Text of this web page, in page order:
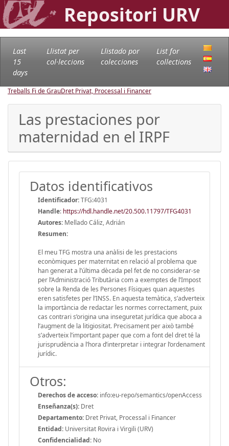
Repositori URV
Last
15
days
Llistat per
col·leccions
Llistado por
colecciones
List for
collections
Treballs Fi de GrauDret Privat, Processal i Financer
Las prestaciones por
maternidad en el IRPF
Datos identificativos
Identificador:TFG:4031
Handle: https://hdl.handle.net/20.500.11797/TFG4031
Autores: Mellado Cáliz, Adrián
Resumen:
El meu TFG mostra una anàlisi de les prestacions
econòmiques per maternitat en relació al problema que
han generat a l’última dècada pel fet de no considerar-se
per l’Administració Tributària com a exemptes de l’Impost
sobre la Renda de les Persones Físiques quan aquestes
eren satisfetes per l’INSS. En aquesta temàtica, s’adverteix
la importància de redactar les normes correctament, puix
cas contrari s’origina una inseguretat jurídica que aboca a
l’augment de la litigiositat. Precisament per això també
s’adverteix l’important paper que com a font del dret té la
jurisprudència a l’hora d’interpretar i integrar l’ordenament
jurídic.
Otros:
Derechos de acceso: info:eu-repo/semantics/openAccess
Enseñanza(s): Dret
Departamento: Dret Privat, Processal i Financer
Entidad: Universitat Rovira i Virgili (URV)
Confidencialidad: No